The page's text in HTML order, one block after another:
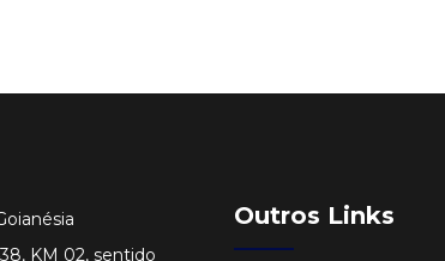
KM 02, sentido
Outros Links